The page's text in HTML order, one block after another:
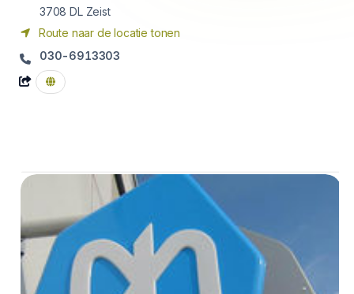
3708 DL Zeist
Route naar de locatie tonen
030-6913303